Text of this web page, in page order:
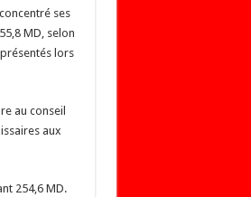
ses
MD, selon
lors
au conseil
aux
254,6 MD.